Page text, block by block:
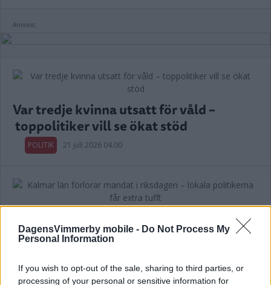
DagensVimmerby mobile - Do Not Process My
Personal Information
If you wish to opt-out of the sale, sharing to third parties, or
processing of your personal or sensitive information for
Annons:
Var tredje kvinna utsatt för våld –
toppolitiker vill se ökat stöd
POLITIK 21 juli 2026 04.00
Kalmar län förlorar mandat i riksdagen
– lokala politikerna får extra tufft